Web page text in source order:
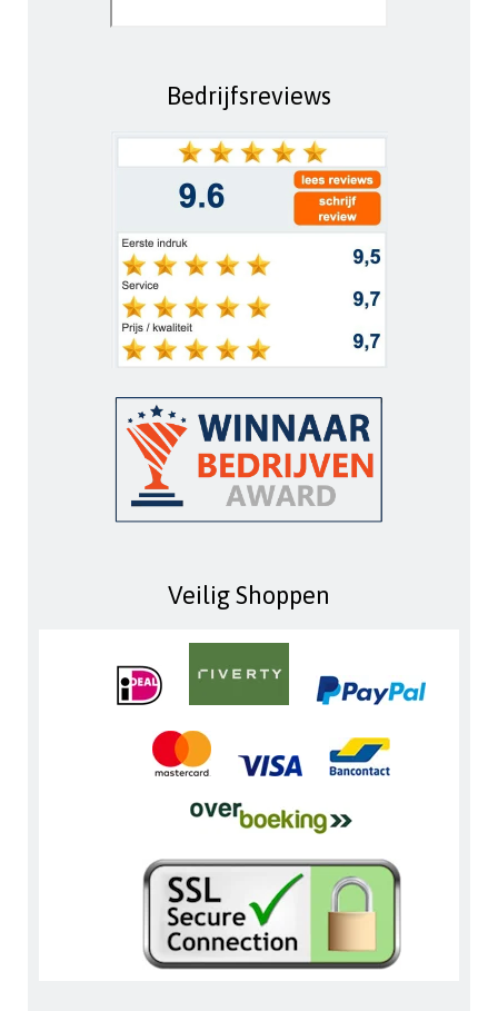
Bedrijfsreviews
Veilig Shoppen